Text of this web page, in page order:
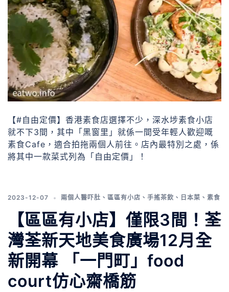
【#自由定價】香港素食店選擇不少，深水埗素食小店
就不下3間，其中「黑窗里」就係一間受年輕人歡迎嘅
素食Cafe，適合拍拖兩個人前往。店內最特別之處，係
將其中一款菜式列為「自由定價」！
2023-12-07 兩個人醫吓肚 、 區區有小店 、 手搖茶飲 、 日本菜 、 素食
【區區有小店】僅限3間！荃
灣荃新天地美食廣場12月全
新開幕 「一門町」food
court仿心齋橋筋